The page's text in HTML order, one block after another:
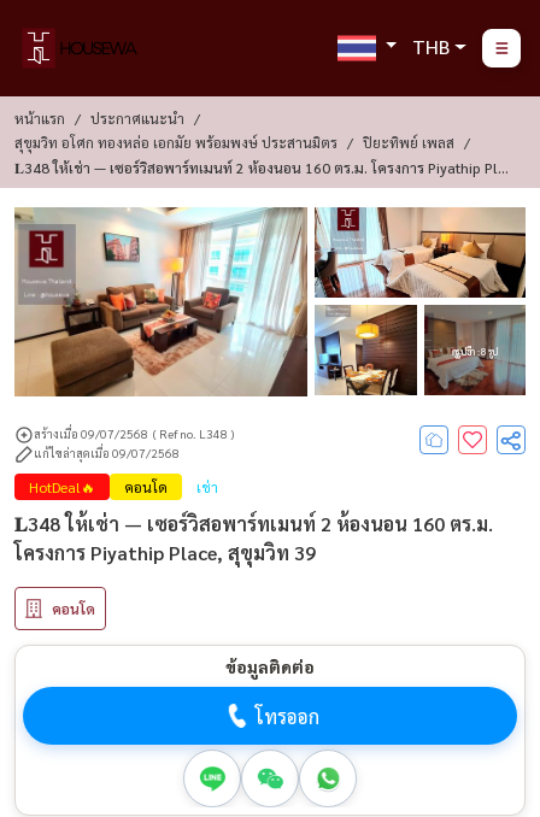
THB
หน้าแรก
ประกาศแนะนำ
สุขุมวิท อโศก ทองหล่อ เอกมัย พร้อมพงษ์ ประสานมิตร
ปิยะทิพย์ เพลส
𝐋348 ให้เช่า — เซอร์วิสอพาร์ทเมนท์ 2 ห้องนอน 160 ตร.ม. โครงการ Piyathip Plac
E, สุขุมวิท 39
ดูรูปอีก : 8 รูป
สร้างเมื่อ 09/07/2568 ( Ref no. L348 )
แก้ไขล่าสุดเมื่อ 09/07/2568
HotDeal🔥 คอนโด เช่า
𝐋348 ให้เช่า — เซอร์วิสอพาร์ทเมนท์ 2 ห้องนอน 160 ตร.ม.
โครงการ Piyathip Place, สุขุมวิท 39
คอนโด
ข้อมูลติดต่อ
โทรออก